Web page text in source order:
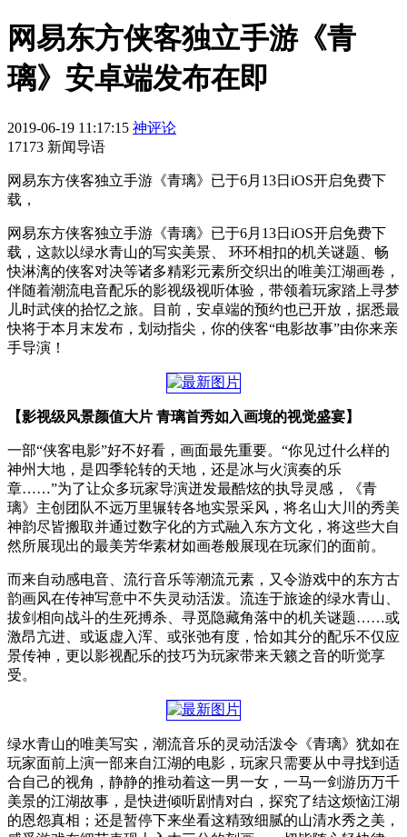
网易东方侠客独立手游《青
璃》安卓端发布在即
2019-06-19 11:17:15 神评论
17173 新闻导语
网易东方侠客独立手游《青璃》已于6月13日iOS开启免费下
载，
网易东方侠客独立手游《青璃》已于6月13日iOS开启免费下
载，这款以绿水青山的写实美景、 环环相扣的机关谜题、畅
快淋漓的侠客对决等诸多精彩元素所交织出的唯美江湖画卷，
伴随着潮流电音配乐的影视级视听体验，带领着玩家踏上寻梦
儿时武侠的拾忆之旅。目前，安卓端的预约也已开放，据悉最
快将于本月末发布，划动指尖，你的侠客“电影故事”由你来亲
手导演！
【影视级风景颜值大片 青璃首秀如入画境的视觉盛宴】
一部“侠客电影”好不好看，画面最先重要。“你见过什么样的
神州大地，是四季轮转的天地，还是冰与火演奏的乐
章……”为了让众多玩家导演迸发最酷炫的执导灵感，《青
璃》主创团队不远万里辗转各地实景采风，将名山大川的秀美
神韵尽皆搬取并通过数字化的方式融入东方文化，将这些大自
然所展现出的最美芳华素材如画卷般展现在玩家们的面前。
而来自动感电音、流行音乐等潮流元素，又令游戏中的东方古
韵画风在传神写意中不失灵动活泼。流连于旅途的绿水青山、
拔剑相向战斗的生死搏杀、寻觅隐藏角落中的机关谜题……或
激昂亢进、或返虚入浑、或张弛有度，恰如其分的配乐不仅应
景传神，更以影视配乐的技巧为玩家带来天籁之音的听觉享
受。
绿水青山的唯美写实，潮流音乐的灵动活泼令《青璃》犹如在
玩家面前上演一部来自江湖的电影，玩家只需要从中寻找到适
合自己的视角，静静的推动着这一男一女，一马一剑游历万千
美景的江湖故事，是快进倾听剧情对白，探究了结这烦恼江湖
的恩怨真相；还是暂停下来坐看这精致细腻的山清水秀之美，